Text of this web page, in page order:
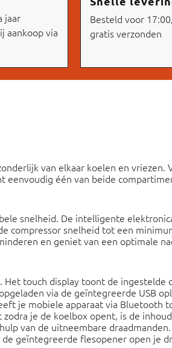
jaar
aankoop via
Besteld voor
gratis verzonden
van elkaar koelen en vriezen.
eenvoudig één van beide
snelheid. De intelligente
compressor snelheid tot een
en geniet van een optimale
touch display toont de
via de geïntegreerde USB
je mobiele apparaat via Bluetooth
je de koelbox opent, is de
van de uitneembare
geïntegreerde flesopener open je